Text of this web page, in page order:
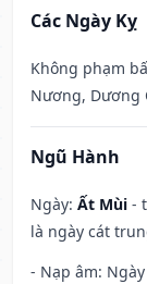
Các Ngày Kỵ
Không phạm
Nương, Dương
Ngũ Hành
Ngày: Ất Mùi -
là ngày cát
- Nạp âm: